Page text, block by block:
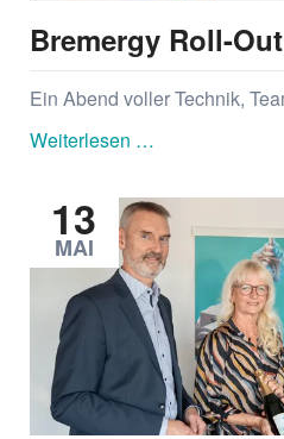
Bremergy Roll-
Ein Abend voller Technik,
Weiterlesen …Bremergy
Out
2025
13
MAI